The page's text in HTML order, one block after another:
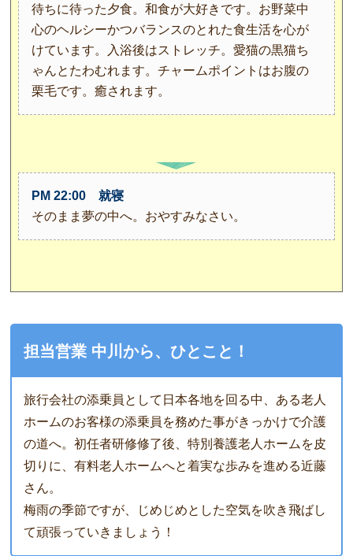
待ちに待った夕食。和食が大好きです。お野菜中
心のヘルシーかつバランスのとれた食生活を心が
けています。入浴後はストレッチ。愛猫の黒猫ち
ゃんとたわむれます。チャームポイントはお腹の
栗毛です。癒されます。
PM 22:00 就寝
そのまま夢の中へ。おやすみなさい。
担当営業 中川から、ひとこと！
旅行会社の添乗員として日本各地を回る中、ある老人
ホームのお客様の添乗員を務めた事がきっかけで介護
の道へ。初任者研修修了後、特別養護老人ホームを皮
切りに、有料老人ホームへと着実な歩みを進める近藤
さん。
梅雨の季節ですが、じめじめとした空気を吹き飛ばし
て頑張っていきましょう！